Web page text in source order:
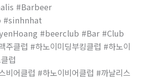
#Barbeer
#sinhnhat
#beerclub #Bar #Club
주클럽 #하노이미딩부킹클럽 #하노이
럽
비어클럽 #하노이비어클럽 #까날리스